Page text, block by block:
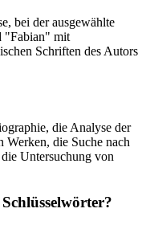
bei der ausgewählte
"Fabian" mit
Schriften des Autors
die Analyse der
Werken, die Suche nach
Untersuchung von